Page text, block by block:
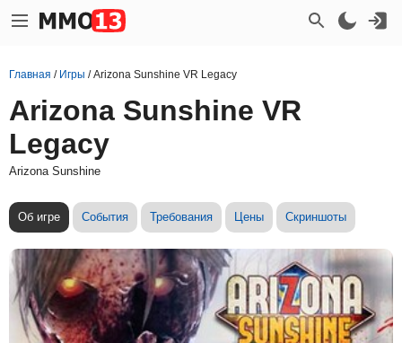
Главная / Игры /Arizona Sunshine VR Legacy
Arizona Sunshine VR
Legacy
Arizona Sunshine
Об игре События Требования Цены Скриншоты